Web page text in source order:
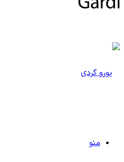
منو